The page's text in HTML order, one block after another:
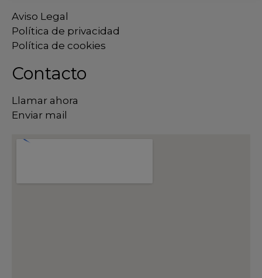
Aviso Legal
Política de privacidad
Política de cookies
Contacto
Llamar ahora
Enviar mail